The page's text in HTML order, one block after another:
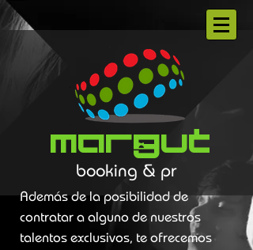
booking & pr
Margut
Además de la posibilidad de
contratar a alguno de nuestros
talentos exclusivos, te ofrecemos